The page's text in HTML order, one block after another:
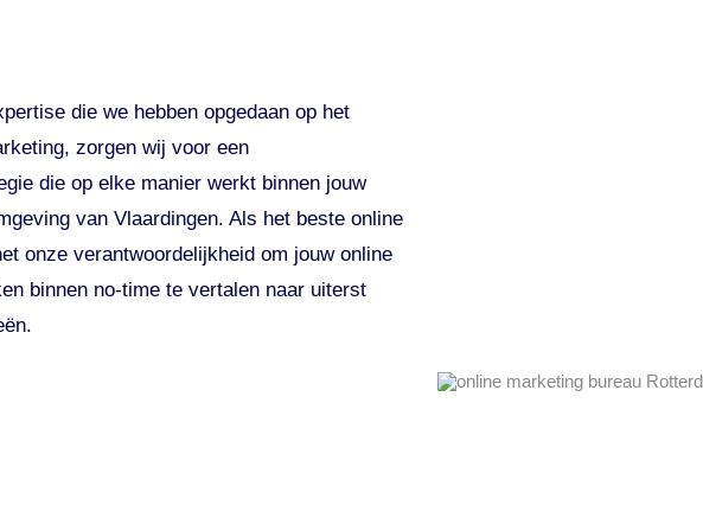
die we hebben opgedaan op het
zorgen wij voor een
die op elke manier werkt binnen jouw
van Vlaardingen. Als het beste online
onze verantwoordelijkheid om jouw online
binnen no-time te vertalen naar uiterst